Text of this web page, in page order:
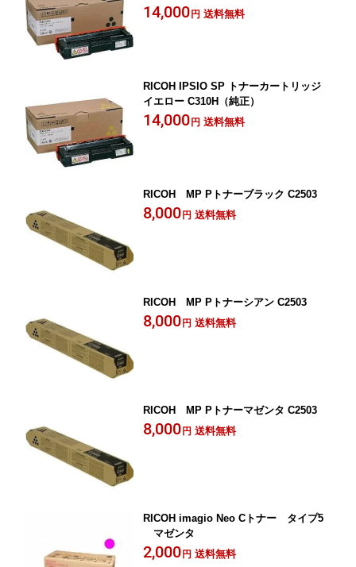
14,000 円 送料無料
RICOH IPSIO SP トナーカートリッジ
イエロー C310H（純正）
14,000 円 送料無料
RICOH MP Pトナーブラック C2503
8,000 円 送料無料
RICOH MP Pトナーシアン C2503
8,000 円 送料無料
RICOH MP Pトナーマゼンタ C2503
8,000 円 送料無料
RICOH imagio Neo Cトナー タイプ5
マゼンタ
2,000 円 送料無料